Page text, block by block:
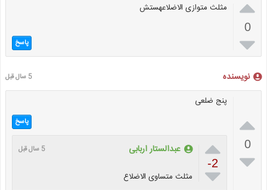

0

مثلث متوازی الاضلاعهستش
پاسخ
نویسنده 5 سال قبل

0

پنج ضلعی
پاسخ

-2

عبدالستار اربابی 5 سال قبل
مثلث متساوی الاضلاع